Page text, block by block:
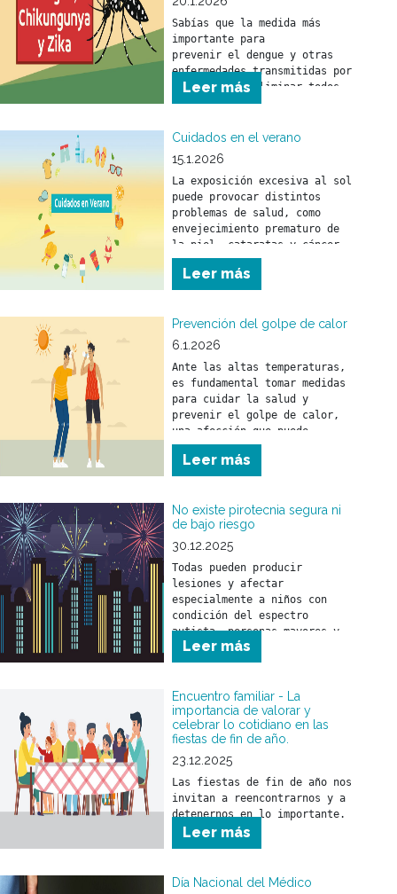
Sabías que la medida más
importante para
prevenir el dengue y otras
enfermedades transmitidas por
mosquitos es eliminar todos
los objetos o recipientes que
criaderos.
Leer más
Cuidados en el verano
15.1.2026
La exposición excesiva al sol
puede provocar distintos
problemas de salud, como
envejecimiento prematuro de
la piel, cataratas y cáncer
de piel.
Leer más
Prevención del golpe de calor
6.1.2026
Ante las altas temperaturas,
es fundamental tomar medidas
para cuidar la salud y
prevenir el golpe de calor,
una afección que puede
afectar a personas de
Leer más
No existe pirotecnia segura ni
de bajo riesgo
30.12.2025
Todas pueden producir
lesiones y afectar
especialmente a niños con
condición del espectro
autista, personas mayores y
animales.
Leer más
Encuentro familiar - La
importancia de valorar y
celebrar lo cotidiano en las
fiestas de fin de año.
23.12.2025
Las fiestas de fin de año nos
invitan a reencontrarnos y a
detenernos en lo importante.
Leer más
Día Nacional del Médico